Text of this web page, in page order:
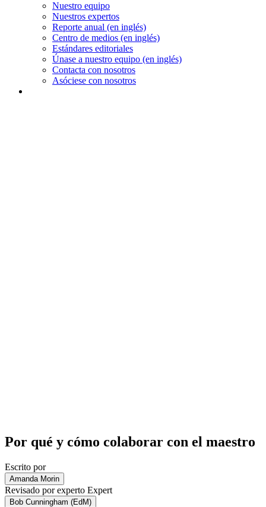
Nuestro equipo
Nuestros expertos
Reporte anual (en inglés)
Centro de medios (en inglés)
Estándares editoriales
Únase a nuestro equipo (en inglés)
Contacta con nosotros
Asóciese con nosotros
Por qué y cómo colaborar con el maestro
Escrito por
Amanda Morin
Revisado por experto Expert
Bob Cunningham (EdM)